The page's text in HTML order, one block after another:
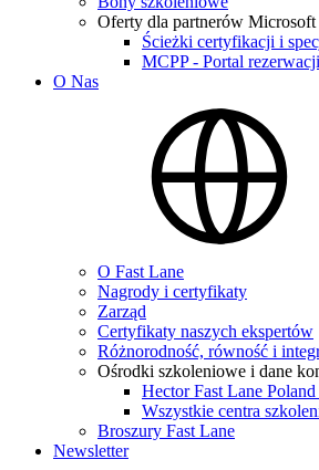
Oferty dla partnerów Microsoft
Ścieżki certyfikacji i
MCPP - Portal rezerwacji
O Nas
O Fast Lane
Nagrody i certyfikaty
Zarząd
Certyfikaty naszych ekspertów
Różnorodność, równość i
Ośrodki szkoleniowe i dane
Hector Fast Lane
Wszystkie centra
Broszury Fast Lane
Newsletter